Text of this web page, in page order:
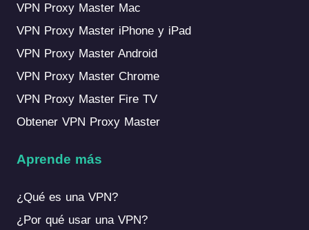
VPN Proxy Master Mac
VPN Proxy Master iPhone y iPad
VPN Proxy Master Android
VPN Proxy Master Chrome
VPN Proxy Master Fire TV
Obtener VPN Proxy Master
Aprende más
¿Qué es una VPN?
¿Por qué usar una VPN?